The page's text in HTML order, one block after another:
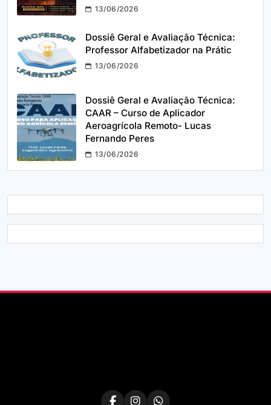
13/06/2026
Dossiê Geral e Avaliação Técnica:
Professor Alfabetizador na Prátic
13/06/2026
Dossiê Geral e Avaliação Técnica:
CAAR – Curso de Aplicador
Aeroagrícola Remoto- Lucas
Fernando Peres
13/06/2026